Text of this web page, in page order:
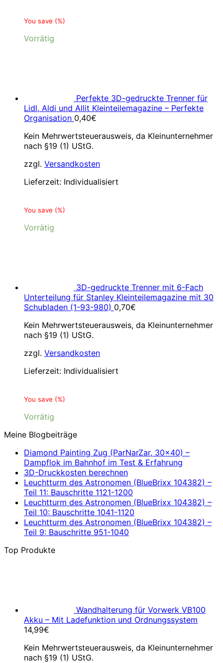
You save (%)
Vorrätig
Perfekte 3D-gedruckte Trenner für
Lidl, Aldi und Allit Kleinteilemagazine – Perfekte
Organisation 0,40€
Kein Mehrwertsteuerausweis, da Kleinunternehmer
nach §19 (1) UStG.
zzgl. Versandkosten
Lieferzeit: Individualisiert
You save (%)
Vorrätig
3D-gedruckte Trenner mit 6-Fach
Unterteilung für Stanley Kleinteilemagazine mit 30
Schubladen (1-93-980) 0,70€
Kein Mehrwertsteuerausweis, da Kleinunternehmer
nach §19 (1) UStG.
zzgl. Versandkosten
Lieferzeit: Individualisiert
You save (%)
Vorrätig
Meine Blogbeiträge
Diamond Painting Zug (ParNarZar, 30×40) –
Dampflok im Bahnhof im Test & Erfahrung
3D-Druckkosten berechnen
Leuchtturm des Astronomen (BlueBrixx 104382) –
Teil 11: Bauschritte 1121-1200
Leuchtturm des Astronomen (BlueBrixx 104382) –
Teil 10: Bauschritte 1041-1120
Leuchtturm des Astronomen (BlueBrixx 104382) –
Teil 9: Bauschritte 951-1040
Top Produkte
Wandhalterung für Vorwerk VB100
Akku – Mit Ladefunktion und Ordnungssystem
14,99€
Kein Mehrwertsteuerausweis, da Kleinunternehmer
nach §19 (1) UStG.